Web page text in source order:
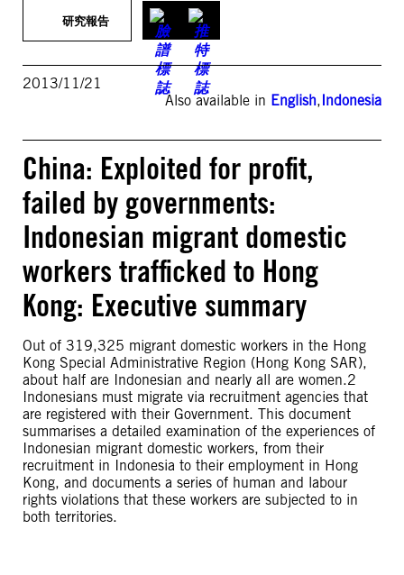
研究報告
2013/11/21
Also available in English,Indonesia
China: Exploited for profit,
failed by governments:
Indonesian migrant domestic
workers trafficked to Hong
Kong: Executive summary
Out of 319,325 migrant domestic workers in the Hong
Kong Special Administrative Region (Hong Kong SAR),
about half are Indonesian and nearly all are women.2
Indonesians must migrate via recruitment agencies that
are registered with their Government. This document
summarises a detailed examination of the experiences of
Indonesian migrant domestic workers, from their
recruitment in Indonesia to their employment in Hong
Kong, and documents a series of human and labour
rights violations that these workers are subjected to in
both territories.